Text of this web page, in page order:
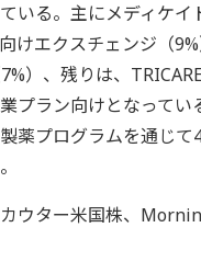
いる。主にメディケイ
けエクスチェンジ（
）、残りは、
プラン向けとなってい
薬プログラムを通じて
ウター米国株、